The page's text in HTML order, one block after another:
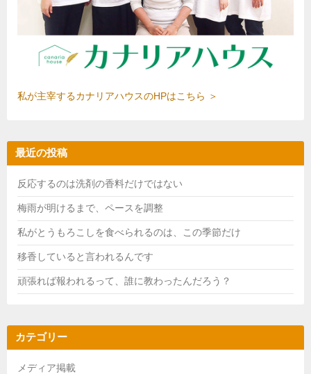
私が主宰するカナリアハウスのHPはこちら ＞
最近の投稿
反応するのは洗剤の香料だけではない
梅雨が明けるまで、ペースを調整
私がとうもろこしを食べられるのは、この季節だけ
移香していると言われるんです
頑張れば報われるって、誰に教わったんだろう？
カテゴリー
メディア掲載